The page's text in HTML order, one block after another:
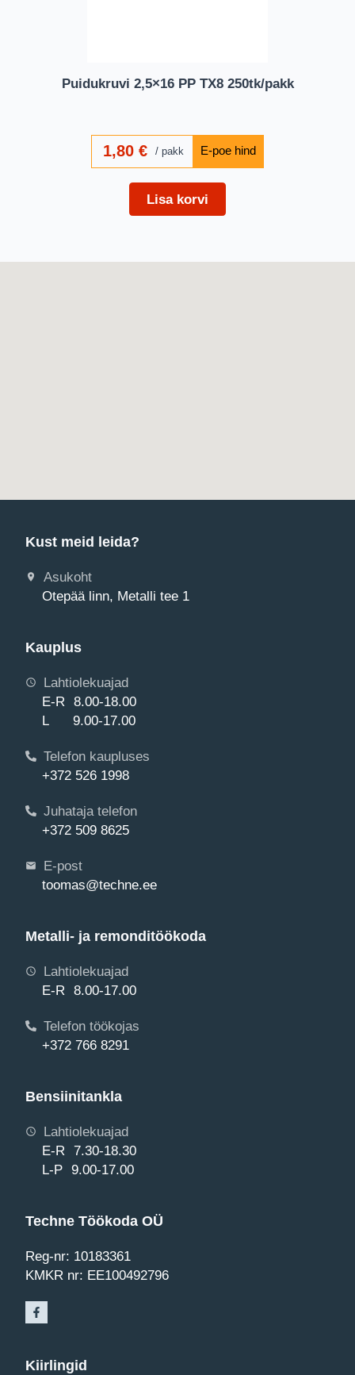
Puidukruvi 2,5×16 PP TX8 250tk/pakk
1,80 € pakk
Lisa korvi
Kust meid leida?
Asukoht
Otepää linn, Metalli tee 1
Kauplus
Lahtiolekuajad
E-R 8.00-18.00
L 9.00-17.00
Telefon kaupluses
+372 526 1998
Juhataja telefon
+372 509 8625
E-post
toomas@techne.ee
Metalli- ja remonditöökoda
Lahtiolekuajad
E-R 8.00-17.00
Telefon töökojas
+372 766 8291
Bensiinitankla
Lahtiolekuajad
E-R 7.30-18.30
L-P 9.00-17.00
Techne Töökoda OÜ
Reg-nr: 10183361
KMKR nr: EE100492796
Kiirlingid